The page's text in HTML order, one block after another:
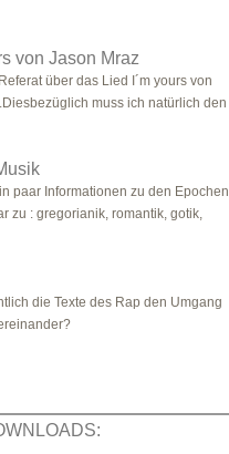
von Jason Mraz
über das Lied I´m yours von
muss ich natürlich den
paar Informationen zu den Epochen
zu : gregorianik, romantik, gotik,
die Texte des Rap den Umgang